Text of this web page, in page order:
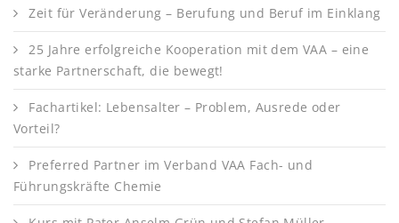
Zeit für Veränderung – Berufung und Beruf im Einklang
25 Jahre erfolgreiche Kooperation mit dem VAA – eine
starke Partnerschaft, die bewegt!
Fachartikel: Lebensalter – Problem, Ausrede oder
Vorteil?
Preferred Partner im Verband VAA Fach- und
Führungskräfte Chemie